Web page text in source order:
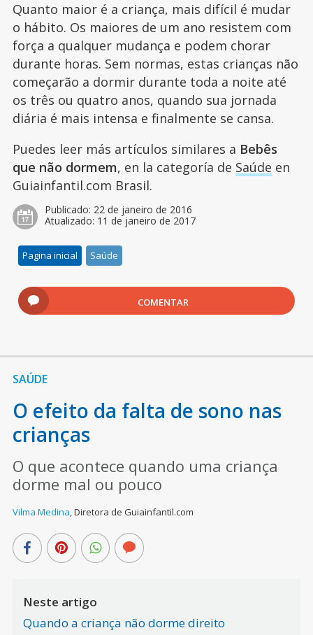
Quanto maior é a criança, mais difícil é mudar
o hábito. Os maiores de um ano resistem com
força a qualquer mudança e podem chorar
durante horas. Sem normas, estas crianças não
começarão a dormir durante toda a noite até
os três ou quatro anos, quando sua jornada
diária é mais intensa e finalmente se cansa.
Puedes leer más artículos similares a Bebês
que não dormem, en la categoría de Saúde en
Guiainfantil.com Brasil.
Publicado: 22 de janeiro de 2016
Atualizado: 11 de janeiro de 2017
Pagina inicial Saúde
COMENTAR
SAÚDE
O efeito da falta de sono nas
crianças
O que acontece quando uma criança
dorme mal ou pouco
Vilma Medina,Diretora de Guiainfantil.com
Neste artigo
Quando a criança não dorme direito